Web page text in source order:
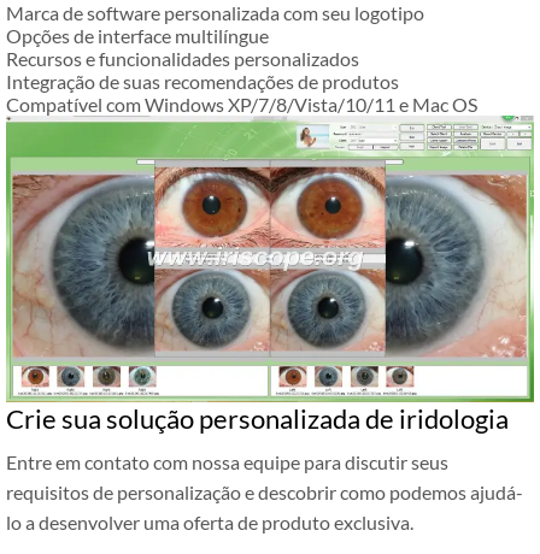
Marca de software personalizada com seu logotipo
Opções de interface multilíngue
Recursos e funcionalidades personalizados
Integração de suas recomendações de produtos
Compatível com Windows XP/7/8/Vista/10/11 e Mac OS
Crie sua solução personalizada de iridologia
Entre em contato com nossa equipe para discutir seus
requisitos de personalização e descobrir como podemos ajudá-
lo a desenvolver uma oferta de produto exclusiva.